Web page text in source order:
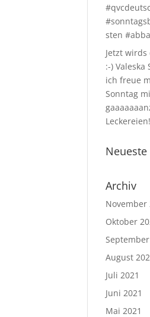
sten
Jetzt
:-) Valeska
ich freue
Sonntag
Archiv
November
Oktober
September
August
Juli 2021
Juni 2021
Mai 2021